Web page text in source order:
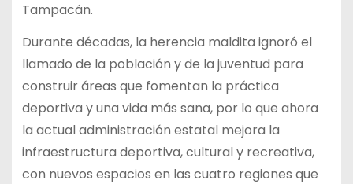
Tampacán.
Durante décadas, la herencia maldita ignoró el
llamado de la población y de la juventud para
construir áreas que fomentan la práctica
deportiva y una vida más sana, por lo que ahora
la actual administración estatal mejora la
infraestructura deportiva, cultural y recreativa,
con nuevos espacios en las cuatro regiones que